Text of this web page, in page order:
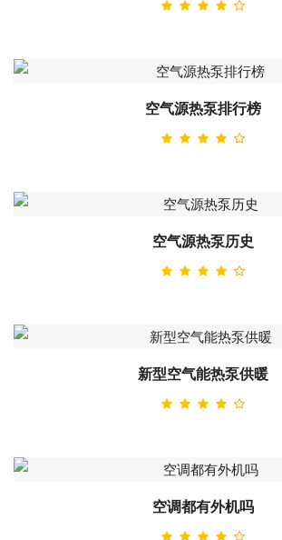
空气源热泵排行榜
空气源热泵历史
新型空气能热泵供暖
空调都有外机吗